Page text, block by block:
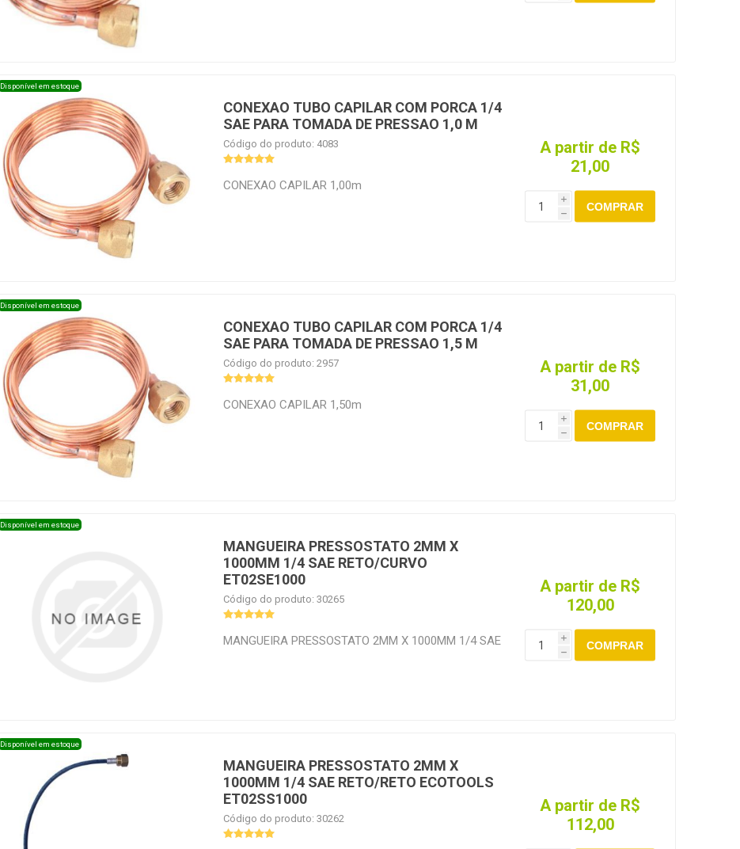
Disponível em estoque
CONEXAO TUBO CAPILAR COM PORCA 1/4
SAE PARA TOMADA DE PRESSAO 1,0 M
Código do produto: 4083
CONEXAO CAPILAR 1,00m
A partir de R$
21,00
i
h
COMPRAR
Disponível em estoque
CONEXAO TUBO CAPILAR COM PORCA 1/4
SAE PARA TOMADA DE PRESSAO 1,5 M
Código do produto: 2957
CONEXAO CAPILAR 1,50m
A partir de R$
31,00
i
h
COMPRAR
Disponível em estoque
MANGUEIRA PRESSOSTATO 2MM X
1000MM 1/4 SAE RETO/CURVO
ET02SE1000
Código do produto: 30265
MANGUEIRA PRESSOSTATO 2MM X 1000MM 1/4 SAE
A partir de R$
120,00
i
h
COMPRAR
Disponível em estoque
MANGUEIRA PRESSOSTATO 2MM X
1000MM 1/4 SAE RETO/RETO ECOTOOLS
ET02SS1000
Código do produto: 30262
A partir de R$
112,00